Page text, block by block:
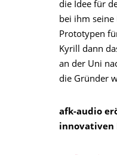
die Idee für
bei ihm seine
Prototypen
Kyrill dann
an der Uni
die Gründer
afk-audio
innovativen